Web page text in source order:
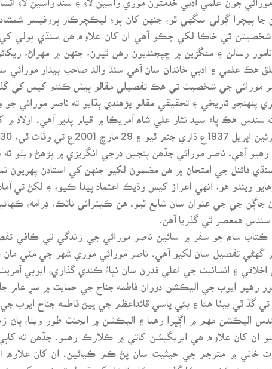
جا پيچرا ڳولي سگهي ٿو، جنهن کان پوءِ ليڪچرڪار پروفيسر
شخصيتن تي خاڪا لکي چڪو آهي ان کان علاوه هن سنڌي ٻولي کي
رسالن ۽ مئگزين ۾ ڇپجنديون رهن ٿيون، جنهن ۾ مهراڻ،
هڪ علمي ۽ ادبي خاندان سان آهي سنڌ والد صاحب بيدار
مورائي جي شخصيت تي هڪ تفصيلي مقالو پيش ڪندو کيس کي
پنهنجو تاريخي ۽ تحقيقي مقالو پڙهندي ٻڌايو ته ناصر مورائي
سندس هڪ ڀاءَ سيد نثار علي شاھ آمريڪا ۾ قيام پذير آهي. اولاد ۾
آهي. ناصر مورائي جڏهن پنجين درجي انگريزي ۾ پڙهڻ ويٺو
فائنل جي امتحان ۾ هن مضمون لکيو جنهن کي استادن پهريون
جاڳن جي جي عنوان سان شايع ٿيو. هن ڪيترائي ناٽڪ، ڊرامه،
سندس همعصر ٿي گذريا آهن.
ڪتاب ساھ جو سفر ۾ سائين ناصر مورائي جي زندگي تي ڪافي
گهڻي تفصيل سان لکيو آهي. ناصر مورائي موري شهر جي مٽي
۽ انسانيت جي اعلي قدرن سان نڀاءُ ڪندي گذاري، ايوبي
رهيو ايوب جي اليڪشن دوران فاطمه جناح جي حمايت ۾ سرِ عام
گڏ ٿي بيٺا هئا ۽ ٻئي پاسي قائداعظم جي ڀيڻ فاطمه جناح ايوب
اليڪشن مهم ۾ اڳڀرا رهيا ۽ اليڪشن ۾ ايجنٽ طور ويٺا،
ان کان علاوه هي ايريگيشن کاتي ۾ ڪلارڪ رهيو. جڏهن ته
خاني ۾ مترجم جي حيثيت سان پڻ ڪم ڪيائين. ان کان علاوه
جدوجهد ڪئي جيڪا ڳالهه سرڪار نامدار کي قبول نه پئي ۽ کيس